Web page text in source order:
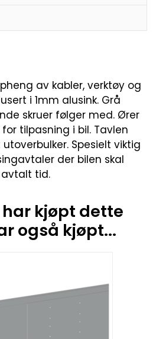
av kabler, verktøy og
i 1mm alusink. Grå
skruer følger med. Ører
tilpasning i bil. Tavlen
Spesielt viktig
der bilen skal
tid.
kjøpt dette
også kjøpt...